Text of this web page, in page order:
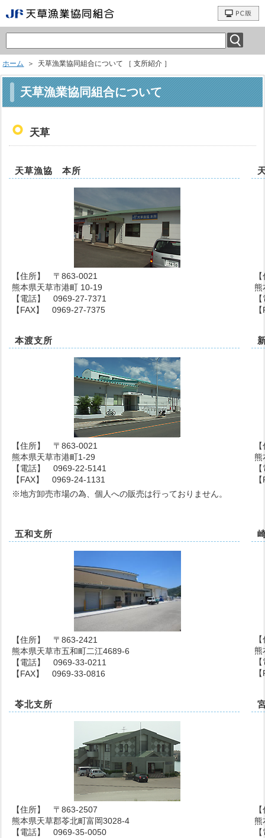
ホーム ＞ 天草漁業協同組合について ［ 支所紹介 ］
天草漁業協同組合について
天草
天草漁協 本所
【住所】 〒863-0021
熊本県天草市港町 10-19
【電話】 0969-27-7371
【FAX】 0969-27-7375
熊
本渡支所
【住所】 〒863-0021
熊本県天草市港町1-29
【電話】 0969-22-5141
【FAX】 0969-24-1131
※地方卸売市場の為、個人への販売は行っておりません。
熊
五和支所
【住所】 〒863-2421
熊本県天草市五和町二江4689-6
【電話】 0969-33-0211
【FAX】 0969-33-0816
熊
苓北支所
【住所】 〒863-2507
熊本県天草郡苓北町富岡3028-4
【電話】 0969-35-0050
熊